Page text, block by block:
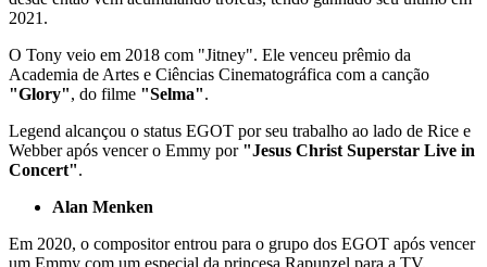
2021.
O Tony veio em 2018 com "Jitney". Ele venceu prêmio da
Academia de Artes e Ciências Cinematográfica com a canção
"Glory", do filme "Selma".
Legend alcançou o status EGOT por seu trabalho ao lado de Rice e
Webber após vencer o Emmy por "Jesus Christ Superstar Live in
Concert".
Alan Menken
Em 2020, o compositor entrou para o grupo dos EGOT após vencer
um Emmy com um especial da princesa Rapunzel para a TV.